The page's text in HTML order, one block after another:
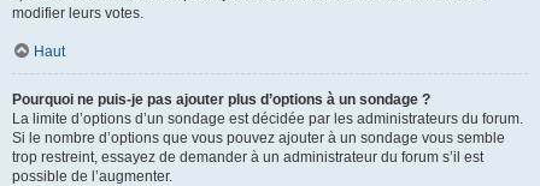
modifier leurs votes.
Haut
Pourquoi ne puis-je pas ajouter plus d’options à un sondage ?
La limite d’options d’un sondage est décidée par les administrateurs du forum.
Si le nombre d’options que vous pouvez ajouter à un sondage vous semble
trop restreint, essayez de demander à un administrateur du forum s’il est
possible de l’augmenter.